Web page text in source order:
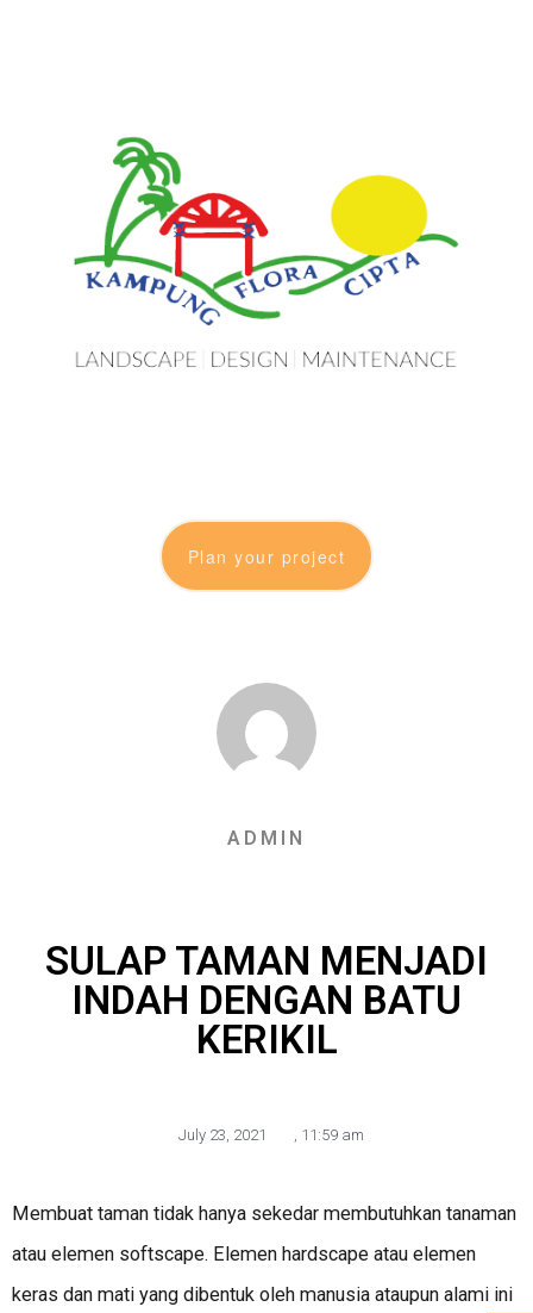
Plan your project
ADMIN
SULAP TAMAN MENJADI
INDAH DENGAN BATU
KERIKIL
July 23, 2021 11:59 am
Membuat taman tidak hanya sekedar membutuhkan tanaman
atau elemen softscape. Elemen hardscape atau elemen
keras dan mati yang dibentuk oleh manusia ataupun alami ini